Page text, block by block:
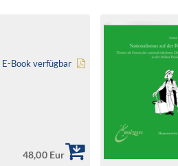
E-Book verfügbar
48,00 Eur